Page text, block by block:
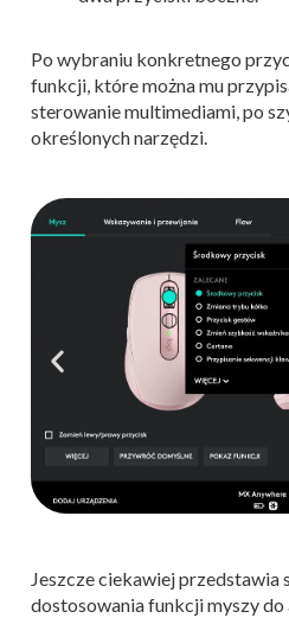
Po wybraniu konkretnego
funkcji, które można mu
sterowanie multimediami, po
określonych narzędzi.
Jeszcze ciekawiej przedstawia
dostosowania funkcji myszy